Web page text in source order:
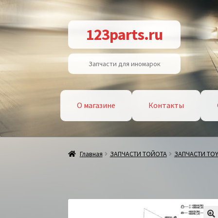
Перейти
к
навигации
Перейти
к
содержимому
123parts.ru
Запчасти для иномарок
О магазине Контакты
Главная ЗАПЧАСТИ ТОЙОТА ЗАПЧАСТИ